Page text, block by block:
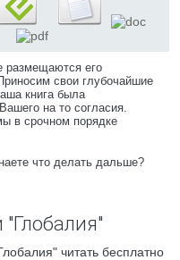
размещаются его
свои глубочайшие
книга была
на то согласия.
в срочном порядке
что делать дальше?
читать бесплатно